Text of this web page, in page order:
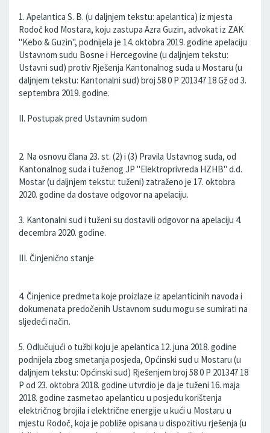
1. Apelantica S. B. (u daljnjem tekstu: apelantica) iz mjesta
Rodoč kod Mostara, koju zastupa Azra Guzin, advokat iz ZAK
"Kebo & Guzin", podnijela je 14. oktobra 2019. godine apelaciju
Ustavnom sudu Bosne i Hercegovine (u daljnjem tekstu:
Ustavni sud) protiv Rješenja Kantonalnog suda u Mostaru (u
daljnjem tekstu: Kantonalni sud) broj 58 0 P 201347 18 Gž od 3.
septembra 2019. godine.
II. Postupak pred Ustavnim sudom
2. Na osnovu člana 23. st. (2) i (3) Pravila Ustavnog suda, od
Kantonalnog suda i tuženog JP "Elektroprivreda HZHB" d.d.
Mostar (u daljnjem tekstu: tuženi) zatraženo je 17. oktobra
2020. godine da dostave odgovor na apelaciju.
3. Kantonalni sud i tuženi su dostavili odgovor na apelaciju 4.
decembra 2020. godine.
III. Činjenično stanje
4. Činjenice predmeta koje proizlaze iz apelanticinih navoda i
dokumenata predočenih Ustavnom sudu mogu se sumirati na
sljedeći način.
5. Odlučujući o tužbi koju je apelantica 12. juna 2018. godine
podnijela zbog smetanja posjeda, Općinski sud u Mostaru (u
daljnjem tekstu: Općinski sud) Rješenjem broj 58 0 P 201347 18
P od 23. oktobra 2018. godine utvrdio je da je tuženi 16. maja
2018. godine zasmetao apelanticu u posjedu korištenja
električnog brojila i električne energije u kući u Mostaru u
mjestu Rodoč, koja je pobliže opisana u dispozitivu rješenja (u